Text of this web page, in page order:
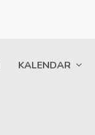
KALENDAR